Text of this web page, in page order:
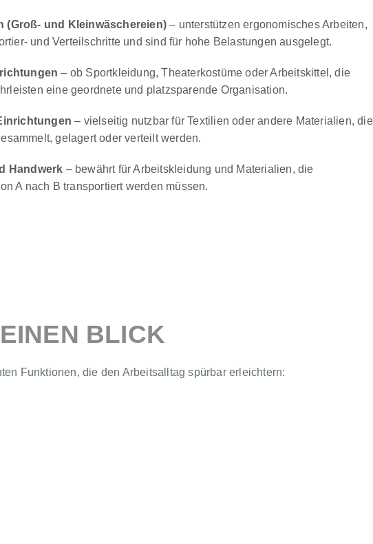
(Groß- und Kleinwäschereien) – unterstützen ergonomisches Arbeiten,
und Verteilschritte und sind für hohe Belastungen ausgelegt.
– ob Sportkleidung, Theaterkostüme oder Arbeitskittel, die
eine geordnete und platzsparende Organisation.
– vielseitig nutzbar für Textilien oder andere Materialien, die
gelagert oder verteilt werden.
Handwerk – bewährt für Arbeitskleidung und Materialien, die
A nach B transportiert werden müssen.
BLICK
Funktionen, die den Arbeitsalltag spürbar erleichtern: